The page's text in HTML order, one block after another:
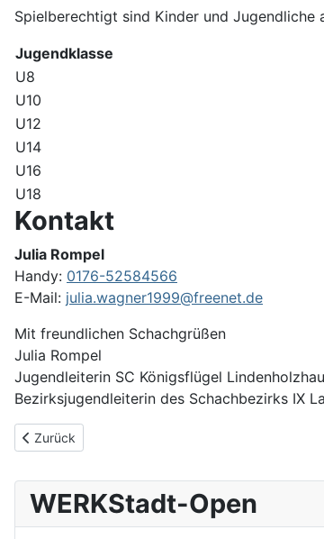
Spielberechtigt sind Kinder und Jugendliche
Jugendklasse
U8
U10
U12
U14
U16
U18
Kontakt
Julia Rompel
Handy: 0176-52584566
E-Mail: julia.wagner1999@freenet.de
Mit freundlichen Schachgrüßen
Julia Rompel
Jugendleiterin SC Königsflügel
Bezirksjugendleiterin des Schachbezirks IX
Vorheriger Beitrag: Bericht Bezirkskongress 2026
Zurück
WERKStadt-Open